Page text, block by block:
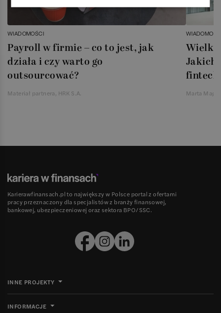
WIADOMOŚCI
Payroll w firmie – co to jest, jak
działa i czy warto go
outsourcować?
Materiał partnera, HRK S.A.
Jakich
Marta
Karierawfinansach.pl to największy w Polsce portal z ofertami
pracy przeznaczony dla specjalistów z branży finansowej,
bankowej, ubezpieczeniowej oraz sektora BPO/SSC.
INNE PROJEKTY
INFORMACJE